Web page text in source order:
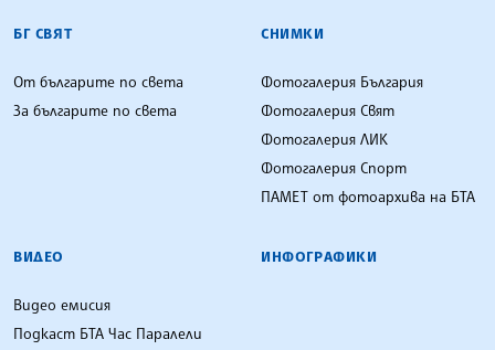
БГ СВЯТ
От българите по света
За българите по света
СНИМКИ
Фотогалерия България
Фотогалерия Свят
Фотогалерия ЛИК
Фотогалерия Спорт
ПАМЕТ от фотоархива на БТА
ВИДЕО
Видео емисия
Подкаст БТА Час Паралели
ИНФОГРАФИКИ